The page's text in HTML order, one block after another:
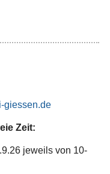
Zeit:
jeweils von 10-